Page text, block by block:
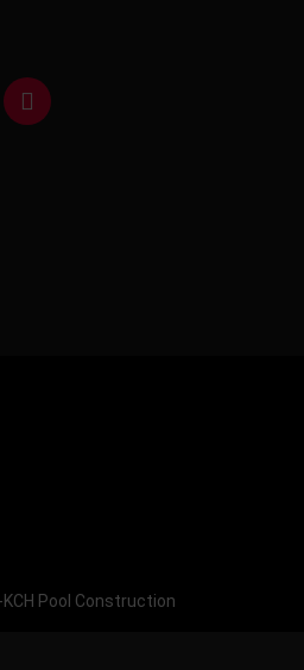
Pool Construction